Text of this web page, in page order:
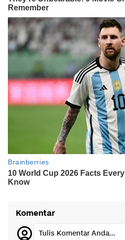
Komentar
Tulis Komentar Anda...